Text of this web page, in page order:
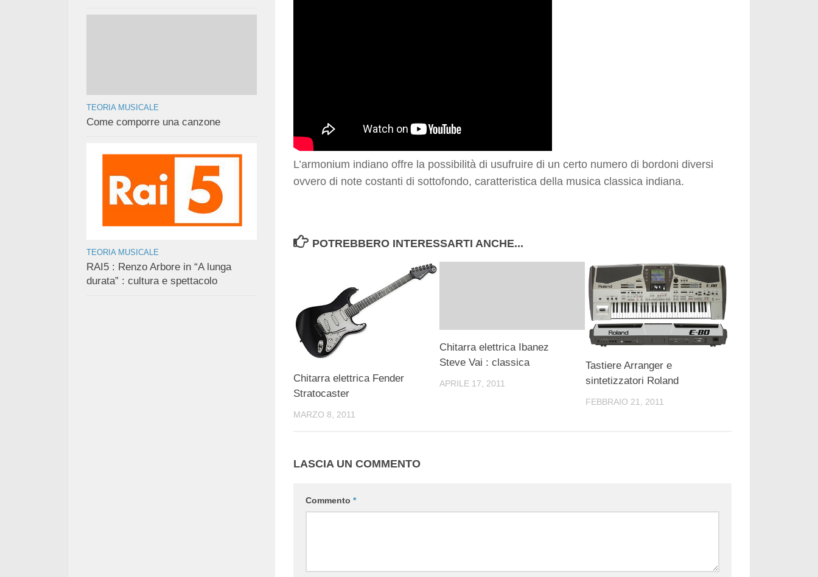
L’armonium indiano offre la possibilità di usufruire di un certo numero di bordoni diversi
ovvero di note costanti di sottofondo, caratteristica della musica classica indiana.
POTREBBERO INTERESSARTI ANCHE...
Chitarra elettrica Fender
Stratocaster
MARZO 8, 2011
Chitarra elettrica Ibanez
Steve Vai : classica
APRILE 17, 2011
Tastiere Arranger e
sintetizzatori Roland
FEBBRAIO 21, 2011
LASCIA UN COMMENTO
Commento *
TEORIA MUSICALE
Come comporre una canzone
TEORIA MUSICALE
RAI5 : Renzo Arbore in “A lunga
durata” : cultura e spettacolo